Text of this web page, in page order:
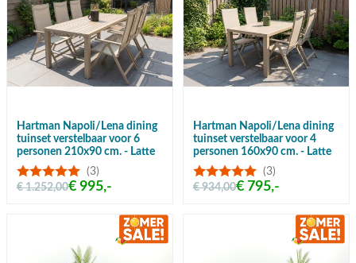
Hartman Napoli/Lena dining
tuinset verstelbaar voor 6
personen 210x90 cm. - Latte
(3)
€ 1.252,00€ 995,-
Hartman Napoli/Lena dining
tuinset verstelbaar voor 4
personen 160x90 cm. - Latte
(3)
€ 934,00€ 795,-